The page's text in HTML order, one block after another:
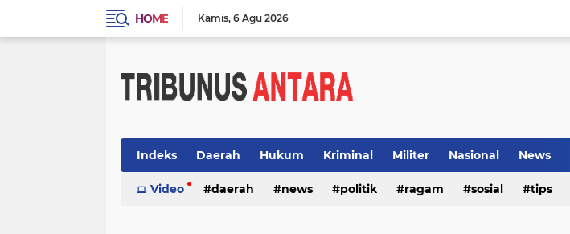
HOME Kamis 6 Agu 2026
Indeks Daerah Hukum Kriminal Militer Nasional News
Video daerah news politik ragam sosial tips